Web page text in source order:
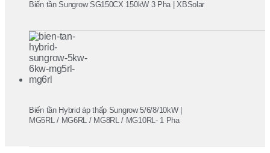
Biến tần Sungrow SG150CX 150kW 3 Pha | XBSolar
Biến tần Hybrid áp thấp Sungrow 5/6/8/10kW |
MG5RL / MG6RL / MG8RL / MG10RL- 1 Pha